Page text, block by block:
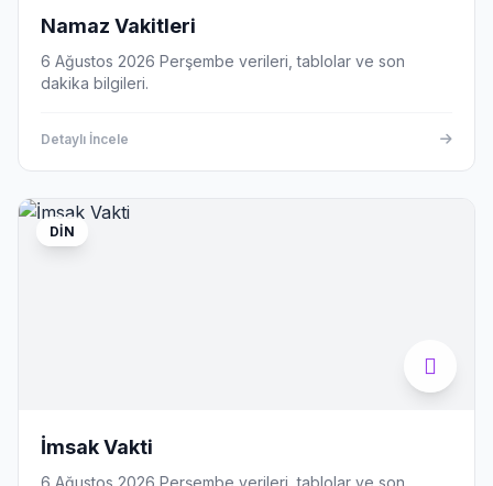
Namaz Vakitleri
6 Ağustos 2026 Perşembe verileri, tablolar ve son
dakika bilgileri.
Detaylı İncele
DIN
İmsak Vakti
6 Ağustos 2026 Perşembe verileri, tablolar ve son